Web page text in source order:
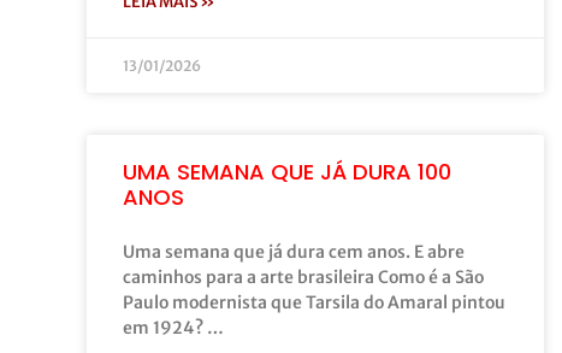
13/01/2026
UMA SEMANA QUE JÁ DURA 100
ANOS
Uma semana que já dura cem anos. E abre
caminhos para a arte brasileira Como é a São
Paulo modernista que Tarsila do Amaral pintou
em 1924? …